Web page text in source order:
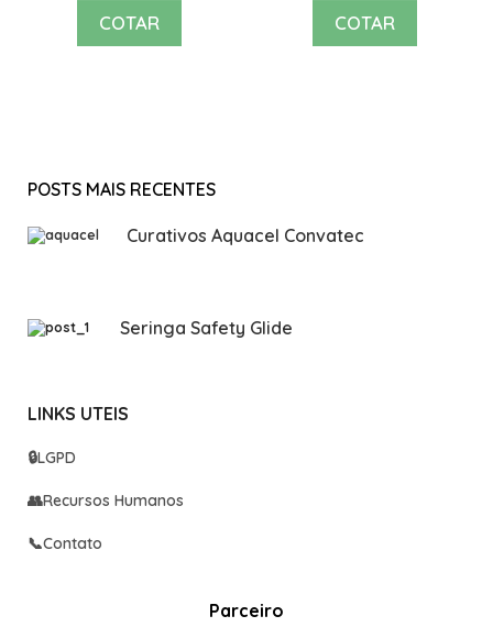
COTAR COTAR
POSTS MAIS RECENTES
Curativos Aquacel Convatec
Seringa Safety Glide
LINKS UTEIS
🔒LGPD
👥Recursos Humanos
📞Contato
Parceiro